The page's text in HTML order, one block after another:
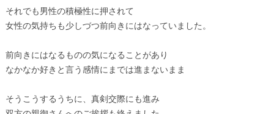
それでも男性の積極性に押されて
女性の気持ちも少しづつ前向きにはなっていました。
前向きにはなるものの気になることがあり
なかなか好きと言う感情にまでは進まないまま
そうこうするうちに、真剣交際にも進み